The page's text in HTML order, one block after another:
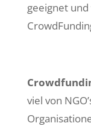
geeignet
viel von